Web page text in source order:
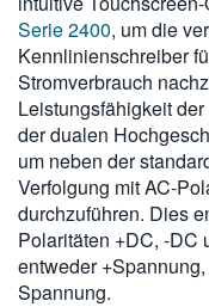
Serie 2400, um die
Kennlinienschreiber
Stromverbrauch
Leistungsfähigkeit
der dualen
um neben der
Verfolgung mit AC-
durchzuführen. Dies
Polaritäten +DC, -DC
entweder
Spannung.